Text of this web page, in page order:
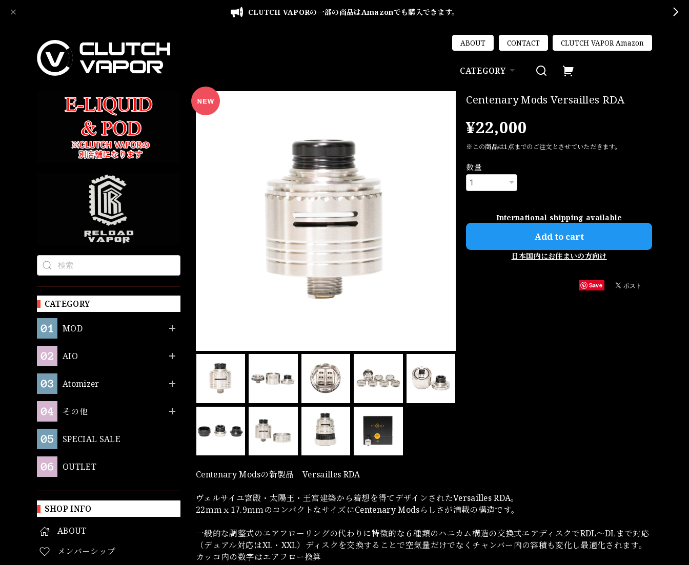
CLUTCH VAPORの一部の商品はAmazonでも購入できます。
ABOUT CONTACT CLUTCH VAPOR Amazon
CATEGORY
CATEGORY
MOD
AIO
Atomizer
その他
SPECIAL SALE
OUTLET
SHOP INFO
ABOUT
メンバーシップ
Centenary Mods Versailles RDA
¥22,000
※この商品は1点までのご注文とさせていただきます。
数量
International shipping available
Add to cart
日本国内にお住まいの方向け
Save
Centenary Modsの新製品 Versailles RDA
ヴェルサイユ宮殿・太陽王・王宮建築から着想を得てデザインされたVersailles RDA。
22ｍｍｘ17.9ｍｍのコンパクトなサイズにCentenary Modsらしさが満載の構造です。
一般的な調整式のエアフローリングの代わりに特徴的な６種類のハニカム構造の交換式エアディスクでRDL～DLまで対応
（デュアル対応はXL・XXL）ディスクを交換することで空気量だけでなくチャンバー内の容積も変化し最適化されます。
カッコ内の数字はエアフロー換算